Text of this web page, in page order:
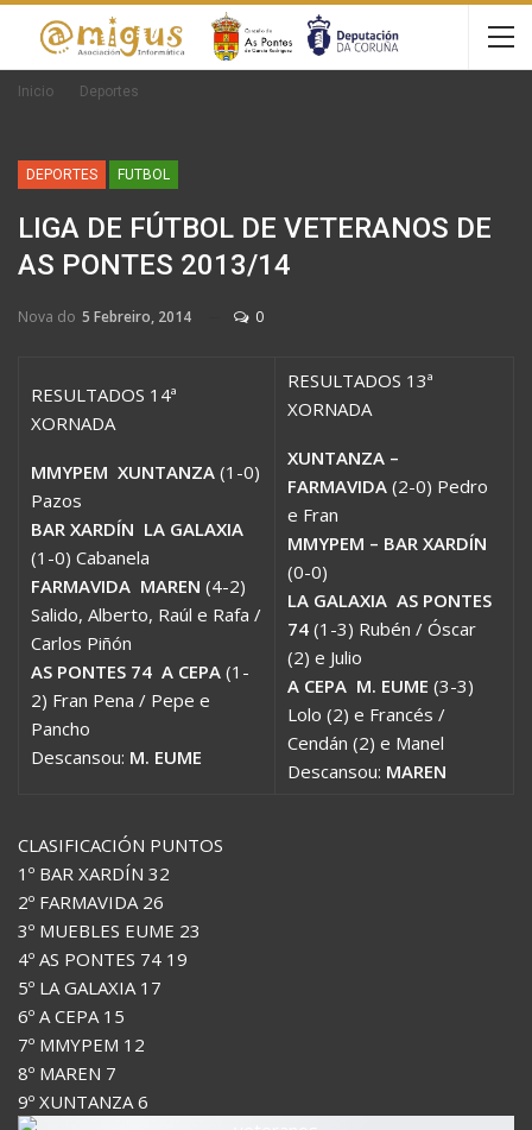
Inicio Deportes
DEPORTES FUTBOL
LIGA DE FÚTBOL DE VETERANOS DE
AS PONTES 2013/14
Nova do 5 Febreiro, 2014 0
RESULTADOS 14ª
XORNADA
MMYPEM  XUNTANZA (1-0)
Pazos
BAR XARDÍN  LA GALAXIA
(1-0) Cabanela
FARMAVIDA  MAREN (4-2)
Salido, Alberto, Raúl e Rafa /
Carlos Piñón
AS PONTES 74  A CEPA (1-
2) Fran Pena / Pepe e
Pancho
Descansou: M. EUME
RESULTADOS 13ª
XORNADA
XUNTANZA –
FARMAVIDA (2-0) Pedro
e Fran
MMYPEM – BAR XARDÍN
(0-0)
LA GALAXIA  AS PONTES
74 (1-3) Rubén / Óscar
(2) e Julio
A CEPA  M. EUME (3-3)
Lolo (2) e Francés /
Cendán (2) e Manel
Descansou: MAREN
CLASIFICACIÓN PUNTOS
1º BAR XARDÍN 32
2º FARMAVIDA 26
3º MUEBLES EUME 23
4º AS PONTES 74 19
5º LA GALAXIA 17
6º A CEPA 15
7º MMYPEM 12
8º MAREN 7
9º XUNTANZA 6